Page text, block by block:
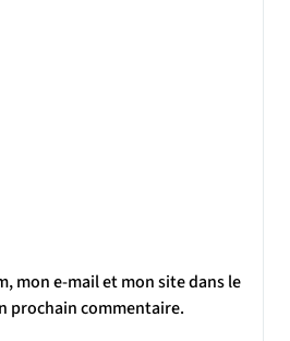
mon e-mail et mon site dans le
prochain commentaire.